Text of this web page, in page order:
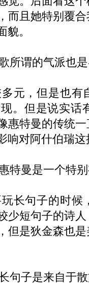
而且她特别覆
。
所谓的气派也
元，但是也有
。但是说实话
惠特曼的传统
响对阿什伯瑞
特曼是一个特
长句子的时候
少短句子的诗
但是狄金森也
句子是来自于